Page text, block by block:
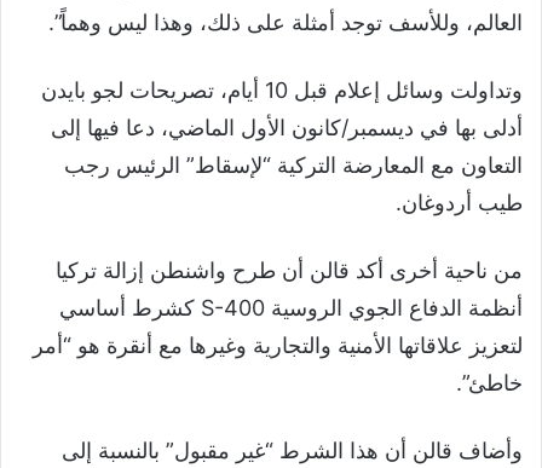
العالم، وللأسف توجد أمثلة على ذلك، وهذا ليس وهماً”.
وتداولت وسائل إعلام قبل 10 أيام، تصريحات لجو بايدن
أدلى بها في ديسمبر/كانون الأول الماضي، دعا فيها إلى
التعاون مع المعارضة التركية “لإسقاط” الرئيس رجب
طيب أردوغان.
من ناحية أخرى أكد قالن أن طرح واشنطن إزالة تركيا
أنظمة الدفاع الجوي الروسية S-400 كشرط أساسي
لتعزيز علاقاتها الأمنية والتجارية وغيرها مع أنقرة هو “أمر
خاطئ”.
وأضاف قالن أن هذا الشرط “غير مقبول” بالنسبة إلى